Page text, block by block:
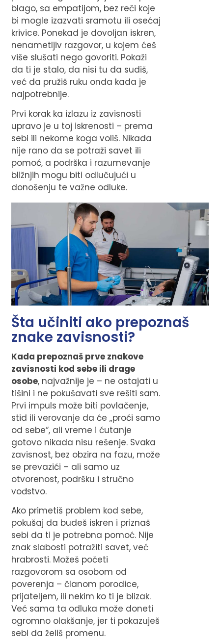
blago, sa empatijom, bez reči koje
bi mogle izazvati sramotu ili osećaj
krivice. Ponekad je dovoljan iskren,
nenametljiv razgovor, u kojem ćeš
više slušati nego govoriti. Pokaži
da ti je stalo, da nisi tu da sudiš,
već da pružiš ruku onda kada je
najpotrebnije.
Prvi korak ka izlazu iz zavisnosti
upravo je u toj iskrenosti – prema
sebi ili nekome koga voliš. Nikada
nije rano da se potraži savet ili
pomoć, a podrška i razumevanje
bližnjih mogu biti odlučujući u
donošenju te važne odluke.
Šta učiniti ako prepoznaš
znake zavisnosti?
Kada prepoznaš prve znakove
zavisnosti kod sebe ili drage
osobe, najvažnije je – ne ostajati u
tišini i ne pokušavati sve rešiti sam.
Prvi impuls može biti povlačenje,
stid ili verovanje da će „proći samo
od sebe“, ali vreme i ćutanje
gotovo nikada nisu rešenje. Svaka
zavisnost, bez obzira na fazu, može
se prevazići – ali samo uz
otvorenost, podršku i stručno
vođstvo.
Ako primetiš problem kod sebe,
pokušaj da budeš iskren i priznaš
sebi da ti je potrebna pomoć. Nije
znak slabosti potražiti savet, već
hrabrosti. Možeš početi
razgovorom sa osobom od
poverenja – članom porodice,
prijateljem, ili nekim ko ti je blizak.
Već sama ta odluka može doneti
ogromno olakšanje, jer ti pokazuješ
sebi da želiš promenu.